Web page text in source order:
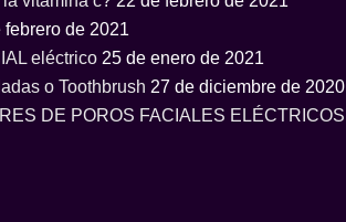
febrero de 2021
eléctrico 25 de enero de 2021
o Toothbrush 27 de diciembre de 2020
DE POROS FACIALES ELÉCTRICOS